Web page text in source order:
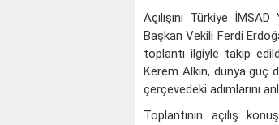
Açılışını Türkiye
Başkan Vekili Ferdi
toplantı ilgiyle takip
Kerem Alkin, dünya güç
çerçevedeki adımlarını
Toplantının açılış